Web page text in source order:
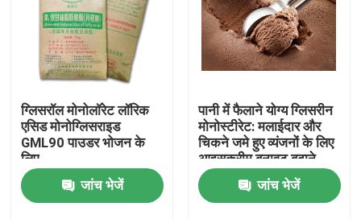
ग्लिसरॉल मोनोलॉरेट लॉरिक
एसिड मोनोग्लिसराइड
GML90 पाउडर भोजन के
लिए
जांच भेजें
पानी में फैलाने योग्य ग्लिसरीन
मोनोस्टीरेट: मलाईदार और
चिकने जमे हुए व्यंजनों के लिए
आइसक्रीम बनावट बढ़ाने
वाला
जांच भेजें